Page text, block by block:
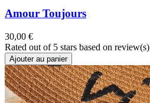
Amour Toujours
30,00 €
Rated out of 5 stars based on review(s)
Ajouter au panier